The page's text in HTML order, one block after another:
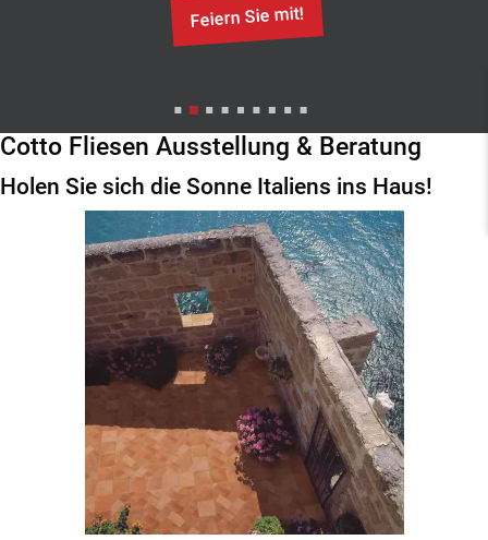
Feiern Sie mit!
Cotto Fliesen Ausstellung & Beratung
Holen Sie sich die Sonne Italiens ins Haus!